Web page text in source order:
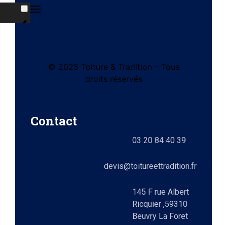
© 2025 Toiture & Tradition – Tous
droits réservés
Contact
03 20 84 40 39
devis@toitureettradition.fr
145 F rue Albert
Ricquier ,59310
Beuvry La Foret